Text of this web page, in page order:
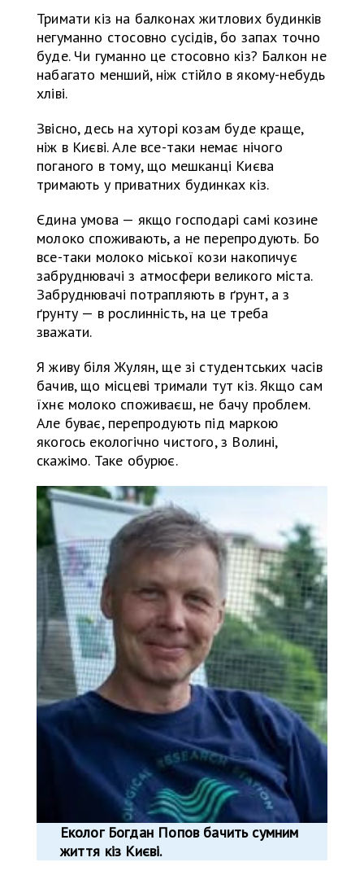
Тримати кіз на балконах житлових будинків
негуманно стосовно сусідів, бо запах точно
буде. Чи гуманно це стосовно кіз? Балкон не
набагато менший, ніж стійло в якому-небудь
хліві.
Звісно, десь на хуторі козам буде краще,
ніж в Києві. Але все-таки немає нічого
поганого в тому, що мешканці Києва
тримають у приватних будинках кіз.
Єдина умова — якщо господарі самі козине
молоко споживають, а не перепродують. Бо
все-таки молоко міської кози накопичує
забруднювачі з атмосфери великого міста.
Забруднювачі потрапляють в ґрунт, а з
ґрунту — в рослинність, на це треба
зважати.
Я живу біля Жулян, ще зі студентських часів
бачив, що місцеві тримали тут кіз. Якщо сам
їхнє молоко споживаєш, не бачу проблем.
Але буває, перепродують під маркою
якогось екологічно чистого, з Волині,
скажімо. Таке обурює.
Еколог Богдан Попов бачить сумним
життя кіз Києві.